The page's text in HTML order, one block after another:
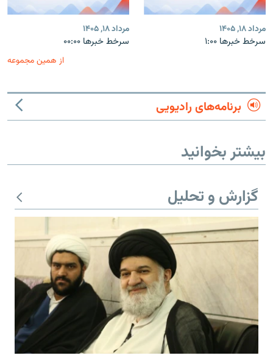
مرداد ۱۸, ۱۴۰۵
سرخط خبرها ۱:۰۰
مرداد ۱۸, ۱۴۰۵
سرخط خبرها ۰۰:۰۰
از همین مجموعه
برنامه‌های رادیویی
بیشتر بخوانید
گزارش و تحلیل